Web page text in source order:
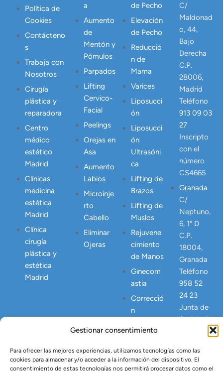
Gestionar consentimiento
Para ofrecer las mejores experiencias, utilizamos tecnologías como las
cookies para almacenar y/o acceder a la información del dispositivo. El
consentimiento de estas tecnologías nos permitirá procesar datos como el
Política de
Cookies
Contácteno
s
Trabaja con
Nosotros
Cirugía
plástica y
reparadora
Centro
médico
estético
Madrid
Clínicas
medicina
estética
Madrid
Clínica
cirugía
plástica y
estética
Madrid
a
Aumento
de
Mentón y
Pómulos
Parpados
Lifting
Cervico-
Facial
Peelings
Orejas en
Asa
Aumento
Labios
Microinje
rto
Cabello
Eliminar
Ojeras
de Pecho
Elevación
de Pecho
Reducció
n de
Mama
Varices
Liposucci
ón
Liposucci
ón
Ultrasóni
ca
Lifting de
Brazos
Lifting de
Muslos
Rejuvene
cimiento
de Manos
Ginecom
astia
Correcció
n
Postpart
Lipo
C/
Maldonad
o, 44,
Bajo
Derecha
C.P.
28006,
Madrid
Teléfono
913 09 03
27
Inscripto
con el
número
CS4665
Granada
C/
Neptuno,
6, 1º D
C.P.
18004,
Granada
Teléfono
958 52
24 23
Junta de
Andalucia